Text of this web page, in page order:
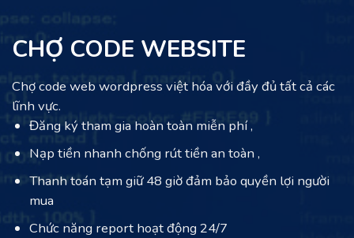
CHỢ CODE WEBSITE
Chợ code web wordpress việt hóa với đầy đủ tất cả các
lĩnh vực.
Đăng ký tham gia hoàn toàn miễn phí ,
Nạp tiền nhanh chống rút tiền an toàn ,
Thanh toán tạm giữ 48 giờ đảm bảo quyền lợi người
mua
Chức năng report hoạt động 24/7